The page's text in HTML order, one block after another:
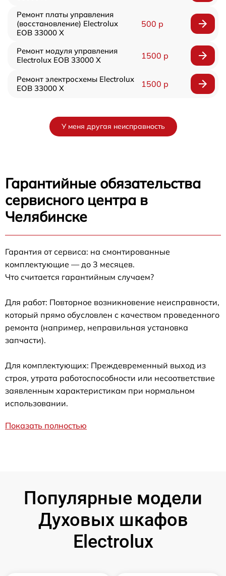
Ремонт платы управления
(восстановление) Electrolux
EOB 33000 X
500 р
Ремонт модуля управления
Electrolux EOB 33000 X
1500 р
Ремонт электросхемы Electrolux
EOB 33000 X
1500 р
У меня другая неисправность
Гарантийные обязательства
сервисного центра в
Челябинске
Гарантия от сервиса: на смонтированные
комплектующие — до 3 месяцев.
Что считается гарантийным случаем?
Для работ: Повторное возникновение неисправности,
который прямо обусловлен с качеством проведенного
ремонта (например, неправильная установка
запчасти).
Для комплектующих: Преждевременный выход из
строя, утрата работоспособности или несоответствие
заявленным характеристикам при нормальном
использовании.
Показать полностью
Популярные модели
Духовых шкафов
Electrolux